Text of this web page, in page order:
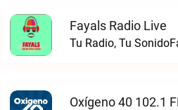
Fayals Radio Live
Tu Radio, Tu
Oxígeno 40 102.1